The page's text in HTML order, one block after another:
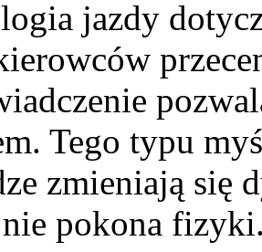
jazdy
Tego typu
zmieniają się
pokona